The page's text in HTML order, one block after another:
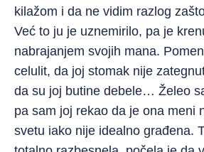
kilažom i da ne vidim razlog
Već to ju je uznemirilo, pa je
nabrajanjem svojih mana.
celulit, da joj stomak nije
da su joj butine debele… Želeo
pa sam joj rekao da je ona meni
svetu iako nije idealno građena.